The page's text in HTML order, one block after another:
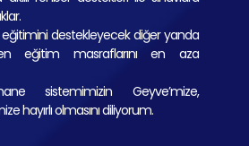
destekleyecek diğer yanda
eğitim masraflarını en aza
sistemimizin Geyve’mize,
hayırlı olmasını diliyorum.